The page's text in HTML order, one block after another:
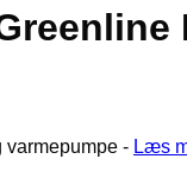
varmepumpe - Læs